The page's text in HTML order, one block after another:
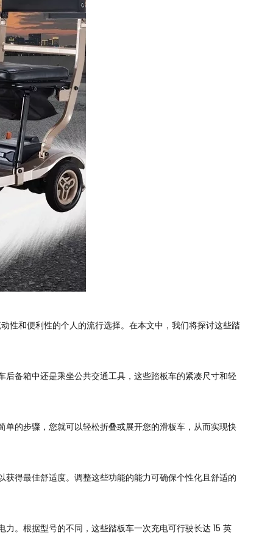
性和便利性的个人的流行选择。在本文中，我们将探讨这些踏
备箱中还是乘坐公共交通工具，这些踏板车的紧凑尺寸和轻
的步骤，您就可以轻松折叠或展开您的滑板车，从而实现快
得最佳舒适度。调整这些功能的能力可确保个性化且舒适的
。根据型号的不同，这些踏板车一次充电可行驶长达 15 英